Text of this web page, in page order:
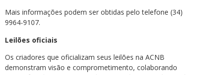
Mais informações podem ser obtidas pelo telefone (34)
9964-9107.
Leilões oficiais
Os criadores que oficializam seus leilões na ACNB
demonstram visão e comprometimento, colaborando